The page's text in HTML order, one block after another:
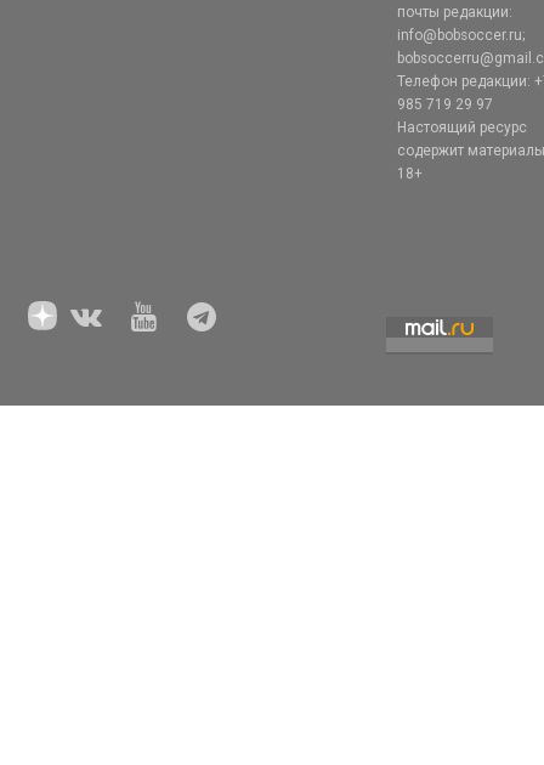
почты редакции:
info@bobsoccer.ru;
Телефон редакции:
985 719 29 97
Настоящий ресурс
содержит
18+